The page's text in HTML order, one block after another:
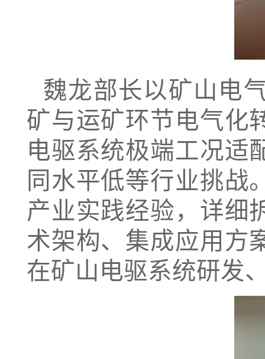
魏龙部长以矿山电
矿与运矿环节电气化
电驱系统极端工况适
同水平低等行业挑战
产业实践经验，详细
术架构、集成应用方
在矿山电驱系统研发